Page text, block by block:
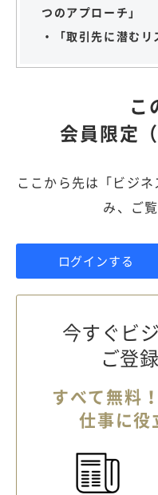
つのアプローチ」
・「取引先に潜む
こ
会員限定
ここから先は「ビジ
み、ご
ログインする
今すぐビ
ご登
すべて無料
仕事に役